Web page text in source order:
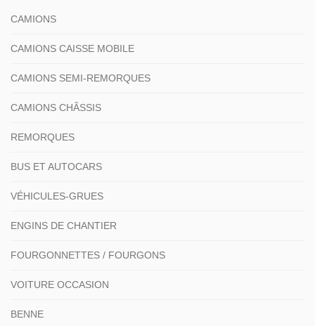
CAMIONS
CAMIONS CAISSE MOBILE
CAMIONS SEMI-REMORQUES
CAMIONS CHÂSSIS
REMORQUES
BUS ET AUTOCARS
VÉHICULES-GRUES
ENGINS DE CHANTIER
FOURGONNETTES / FOURGONS
VOITURE OCCASION
BENNE